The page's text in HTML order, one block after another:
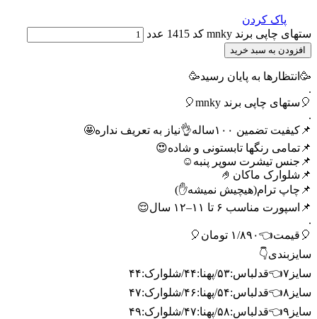
پاک کردن
ستهای چاپی برند mnky کد 1415 عدد
افزودن به سبد خرید
🥳انتظارها به پایان رسید🥳
.
🎈ستهای چاپی برند mnky🎈
.
📌کیفیت تضمین ۱۰۰ساله👌نیاز به تعریف نداره🤩
📌تمامی رنگها تابستونی و شاده😍
📌جنس تیشرت سوپر پنبه☺️
📌شلوارک ماکان🤌
📌چاپ ترام(هیچیش نمیشه✋)
📌اسپورت مناسب ۶ تا ۱۱–۱۲ سال😌
.
🎈قیمت👈۱/۸۹۰ تومان🎈
سایزبندی👇
سایز۷👈قدلباس:۵۳/پهنا:۴۴/شلوارک:۴۴
سایز۸👈قدلباس:۵۴/پهنا:۴۶/شلوارک:۴۷
سایز۹👈قدلباس:۵۸/پهنا:۴۷/شلوارک:۴۹